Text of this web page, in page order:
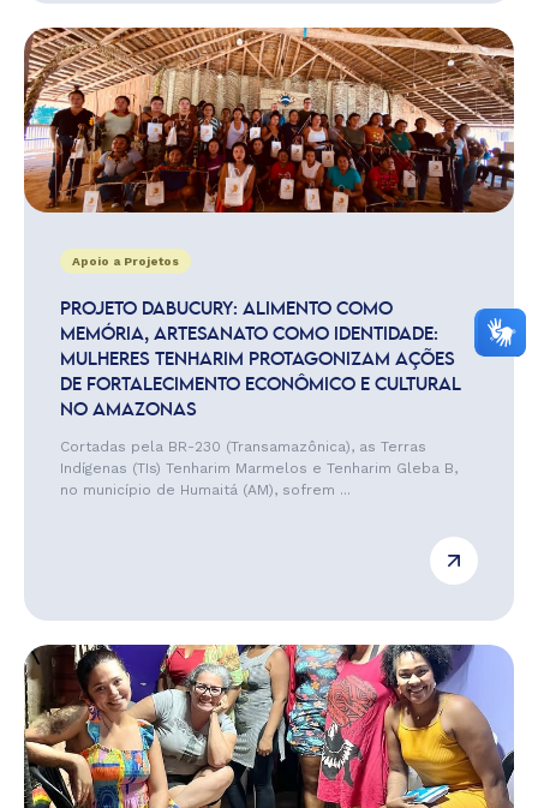
Apoio a Projetos
PROJETO DABUCURY: ALIMENTO COMO
MEMÓRIA, ARTESANATO COMO IDENTIDADE:
MULHERES TENHARIM PROTAGONIZAM AÇÕES
DE FORTALECIMENTO ECONÔMICO E CULTURAL
NO AMAZONAS
Cortadas pela BR-230 (Transamazônica), as Terras
Indígenas (TIs) Tenharim Marmelos e Tenharim Gleba B,
no município de Humaitá (AM), sofrem ...